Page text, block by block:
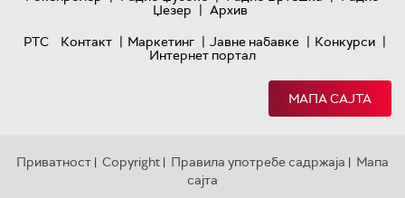
Џезер | Архив
РТС
Контакт | Маркетинг | Јавне набавке | Конкурси |
Интернет портал
МАПА САЈТА
Приватност | Copyright | Правила употребе садржаја | Мапа
сајта